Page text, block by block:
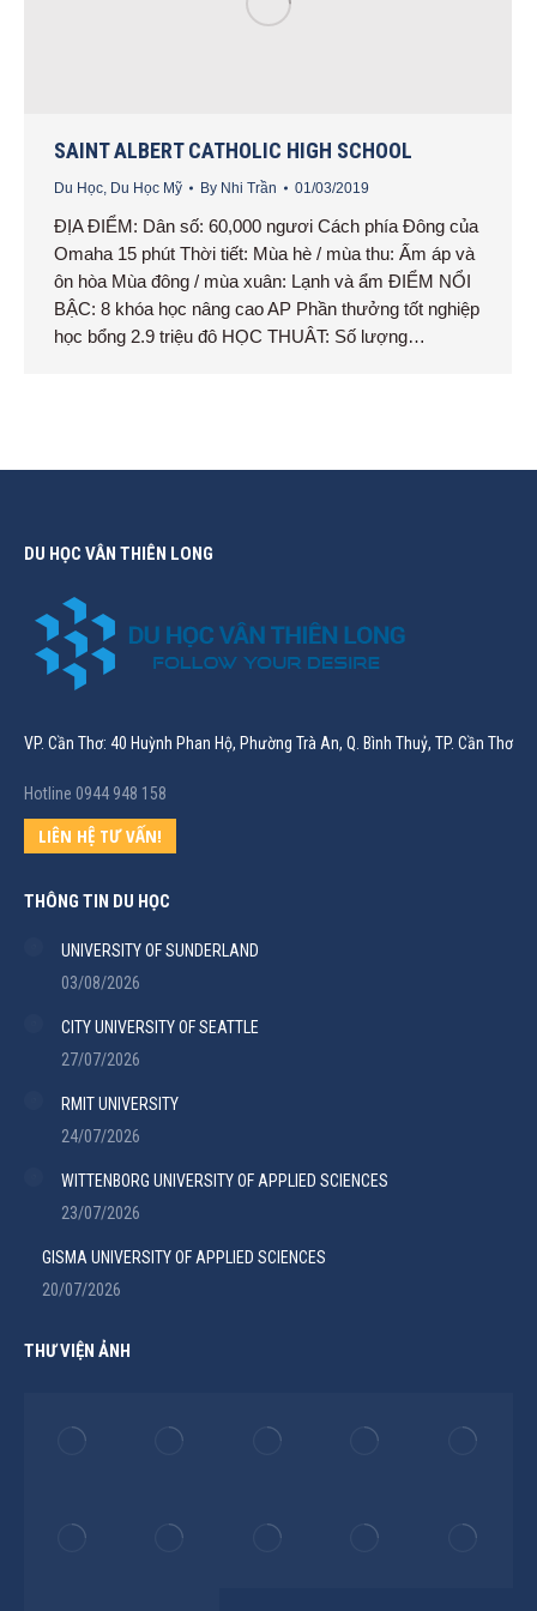
SAINT ALBERT CATHOLIC HIGH SCHOOL
Du Học, Du Học Mỹ By Nhi Trần 01/03/2019
ĐỊA ĐIỂM: Dân số: 60,000 ngươi Cách phía Đông của
Omaha 15 phút Thời tiết: Mùa hè / mùa thu: Ấm áp và
ôn hòa Mùa đông / mùa xuân: Lạnh và ẩm ĐIỂM NỔI
BẬC: 8 khóa học nâng cao AP Phần thưởng tốt nghiệp
học bổng 2.9 triệu đô HỌC THUÂT: Số lượng…
DU HỌC VÂN THIÊN LONG
VP. Cần Thơ: 40 Huỳnh Phan Hộ, Phường Trà An, Q. Bình Thuỷ, TP. Cần Thơ
Hotline 0944 948 158
LIÊN HỆ TƯ VẤN!
THÔNG TIN DU HỌC
UNIVERSITY OF SUNDERLAND
03/08/2026
CITY UNIVERSITY OF SEATTLE
27/07/2026
RMIT UNIVERSITY
24/07/2026
WITTENBORG UNIVERSITY OF APPLIED SCIENCES
23/07/2026
GISMA UNIVERSITY OF APPLIED SCIENCES
20/07/2026
THƯ VIỆN ẢNH